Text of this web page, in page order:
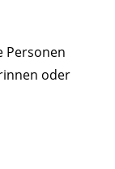
Personen
oder